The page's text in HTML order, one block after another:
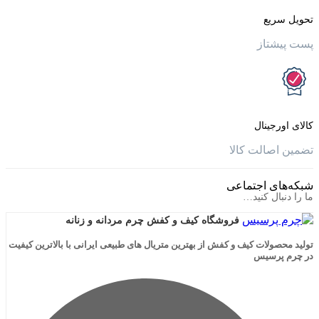
کالا
اجتماعی
کنید…
فروشگاه کیف و کفش چرم مردانه و زنانه
کیف و کفش از بهترین متریال های طبیعی ایرانی با بالاترین کیفیت